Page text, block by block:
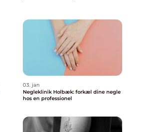
03. jan
Negleklinik Holbæk: forkæl dine negle
hos en professionel